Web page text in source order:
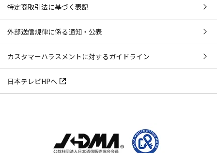
特定商取引法に基づく表記
外部送信規律に係る通知・公表
カスタマーハラスメントに対するガイドライン
日本テレビHPへ